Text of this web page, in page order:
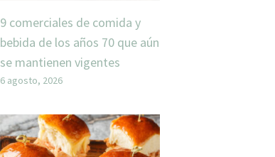
9 comerciales de comida y
bebida de los años 70 que aún
se mantienen vigentes
6 agosto, 2026